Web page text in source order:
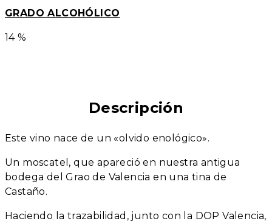
GRADO ALCOHÓLICO
14 %
Descripción
Este vino nace de un «olvido enológico».
Un moscatel, que apareció en nuestra antigua
bodega del Grao de Valencia en una tina de
Castaño.
Haciendo la trazabilidad, junto con la DOP Valencia,